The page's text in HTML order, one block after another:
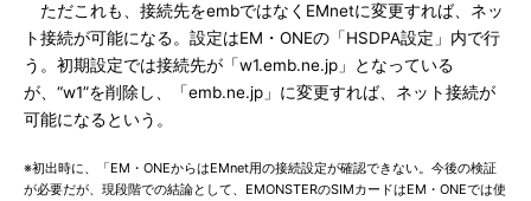
ただこれも、接続先をembではなくEMnetに変更すれば、ネッ
ト接続が可能になる。設定はEM・ONEの「HSDPA設定」内で行
う。初期設定では接続先が「w1.emb.ne.jp」となっている
が、“w1”を削除し、「emb.ne.jp」に変更すれば、ネット接続が
可能になるという。
※初出時に、「EM・ONEからはEMnet用の接続設定が確認できない。今後の検証
が必要だが、現段階での結論として、EMONSTERのSIMカードはEM・ONEでは使